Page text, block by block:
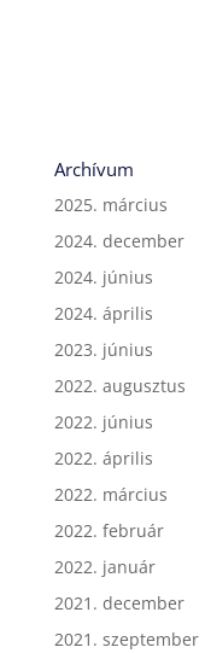
Archívum
2025. március
2024. december
2024. június
2024. április
2023. június
2022. augusztus
2022. június
2022. április
2022. március
2022. február
2022. január
2021. december
2021. szeptember